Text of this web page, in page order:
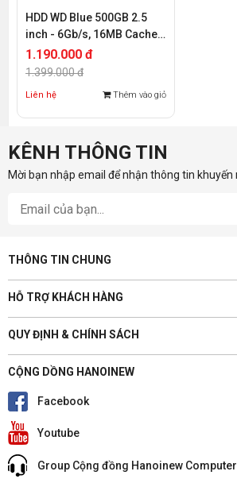
HDD WD Blue 500GB 2.5
inch - 6Gb/s, 16MB Cache,
5400rpm
1.190.000 đ
1.399.000 đ
Liên hệ Thêm vào giỏ
KÊNH THÔNG TIN
Mời bạn nhập email để nhận thông tin
THÔNG TIN CHUNG
HỖ TRỢ KHÁCH HÀNG
QUY ĐỊNH & CHÍNH SÁCH
CỘNG DỒNG HANOINEW
Facebook
Youtube
Group Cộng đồng Hanoinew Computer